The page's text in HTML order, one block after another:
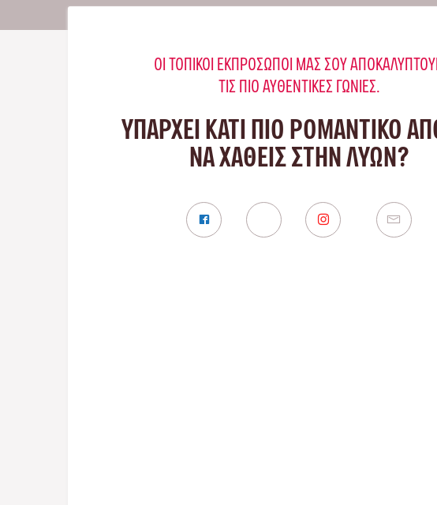
ΟΙ ΤΟΠΙΚΟΊ ΕΚΠΡΌΣΩΠΟΊ ΜΑΣ ΣΟΥ
ΤΙΣ ΠΙΟ ΑΥΘΕΝΤΙΚΈΣ ΓΩΝΙΈΣ.
ΥΠΑΡΧΕΙ ΚΑΤΙ ΠΙΟ ΡΟΜΑΝΤΙΚΟ
ΝΑ ΧΑΘΕΙΣ ΣΤΗΝ ΛΥΏΝ?